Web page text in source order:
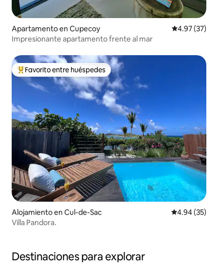
Apartamento en Cupecoy Calificación
4.97 (37)
Impresionante apartamento frente al mar
Favorito entre huéspedes preferido
Favorito entre huéspedes
Alojamiento en Cul-de-Sac Calificación
4.94 (35)
Villa Pandora.
Destinaciones para explorar